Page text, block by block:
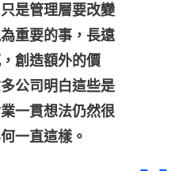
是管理層要改變
重要的事，長遠
創造額外的價
公司明白這些是
一貫想法仍然很
一直這樣。